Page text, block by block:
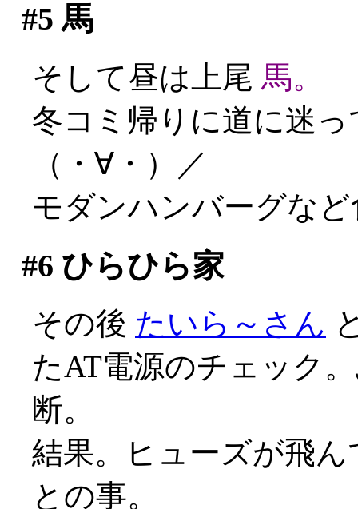
#5 馬
そして昼は上尾 馬。
冬コミ帰りに道に迷
（・∀・）／
モダンハンバーグな
#6 ひらひら家
その後 たいら～さん
たAT電源のチェック
断。
結果。ヒューズが飛
との事。